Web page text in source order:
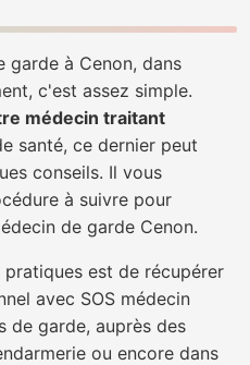
garde à Cenon, dans
c'est assez simple.
médecin traitant
santé, ce dernier peut
conseils. Il vous
à suivre pour
de garde Cenon.
est de récupérer
avec SOS médecin
de garde, auprès des
ou encore dans